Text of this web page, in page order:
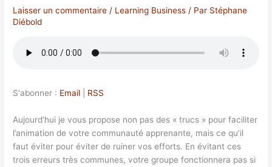
Laisser un commentaire / Learning Business / Par Stéphane
Diébold
S'abonner : Email RSS
Aujourd’hui je vous propose non pas des « trucs » pour faciliter
l’animation de votre communauté apprenante, mais ce qu’il
faut éviter pour éviter de ruiner vos efforts. En évitant ces
trois erreurs très communes, votre groupe fonctionnera pas si